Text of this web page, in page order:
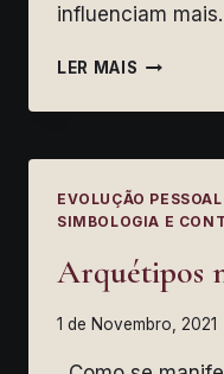
influenciam
LER MAIS DEUSAS
EVOLUÇÃO
SIMBOLOGIA E
Arquétipos
1 de Novembro, 2021